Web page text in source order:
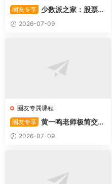
圈友专享
少数派之家：股票操
作系统—从入门到精通
2026-07-09
圈友专属课程
圈友专享 黄一鸣老师极简交易
系统2026-07-09